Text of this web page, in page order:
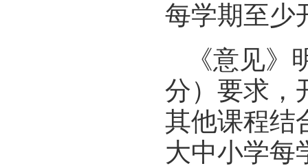
每学期至少
《意见
分）要求，
其他课程结
大中小学每